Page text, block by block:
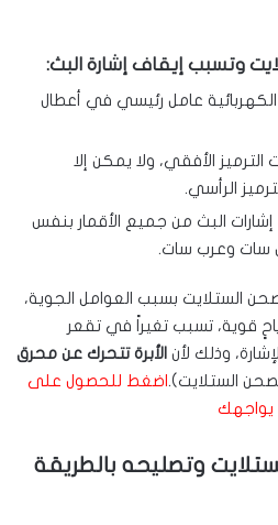
وتسبب إيقاف إشارة البث:
عامل رئيسي في أعطال
الترميز الأفقي، ولا يمكن إلا
الرأسي.
البث من جميع الأقمار بنفس
سات وعرب سات.
الستلايت بسبب العوامل الجوية،
قوية، تسبب تغيراً في تقعر
وذلك لأن الأبرة تتحرك عن محرق
الستلايت).اضغط للحصول على
يواجهك
وتصليحه بالطريقة